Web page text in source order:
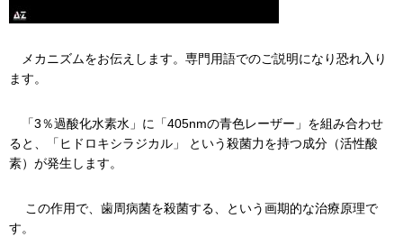
メカニズムをお伝えします。専門用語でのご説明になり恐れ入り
ます。
「3％過酸化水素水」に「405nmの青色レーザー」を組み合わせ
ると、「ヒドロキシラジカル」 という殺菌力を持つ成分（活性酸
素）が発生します。
この作用で、歯周病菌を殺菌する、という画期的な治療原理で
す。